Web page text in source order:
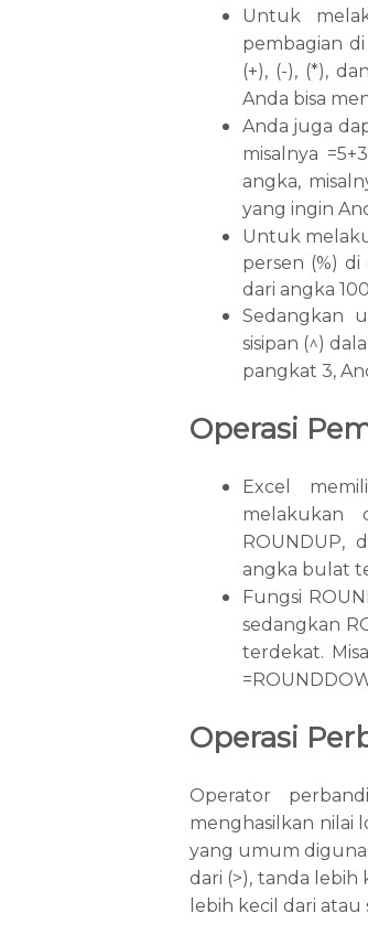
Untuk
pembagian
(+), (-), (*),
Anda bisa
Anda juga
misalnya
angka,
yang ingin
Untuk
persen (%)
dari angka
Sedangkan
sisipan (^)
pangkat 3,
Operasi
Excel
melakukan
ROUNDUP,
angka bulat
Fungsi
sedangkan
terdekat.
Operasi
Operator
menghasilkan nilai
yang umum
dari (>), tanda lebih
lebih kecil dari atau